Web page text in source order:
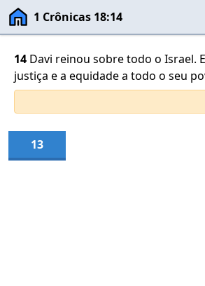
1 Crônicas 18:14
14 Davi reinou sobre todo o Israel.
justiça e a equidade a todo o seu
13